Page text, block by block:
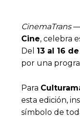
CinemaTrans
Cine, celebra
Del 13 al 16
por una
Para
esta edición,
símbolo de